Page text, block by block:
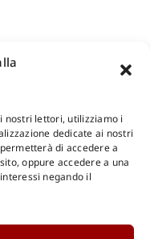
nostri lettori, utilizziamo i
dedicate ai nostri
di accedere a
oppure accedere a una
negando il
e anche Rateali